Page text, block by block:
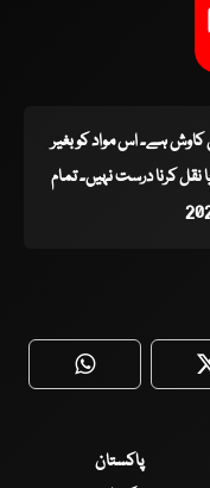
کاوش ہے۔ اس مواد کو بغیر
کرنا درست نہیں۔ تمام
WhatsApp
پاکستان